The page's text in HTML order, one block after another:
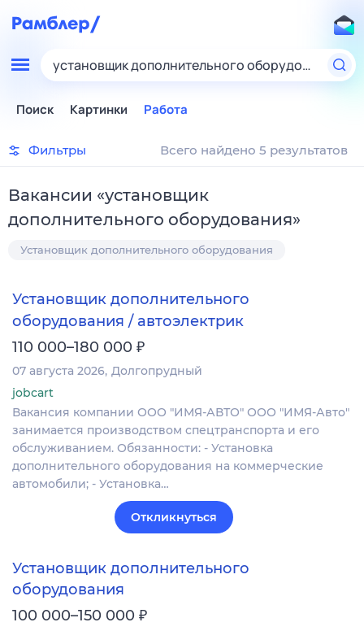
установщик дополнительного оборудования
Поиск Картинки Работа
Фильтры Всего найдено 5 результатов
Вакансии «установщик
дополнительного оборудования»
Установщик дополнительного оборудования
Установщик дополнительного
оборудования / автоэлектрик
110 000–180 000 ₽
07 августа 2026 Долгопрудный
jobcart
Вакансия компании ООО "ИМЯ-АВТО" ООО "ИМЯ-Авто"
занимается производством спецтранспорта и его
обслуживанием. Обязанности: - Установка
дополнительного оборудования на коммерческие
автомобили; - Установка…
Откликнуться
Установщик дополнительного
оборудования
100 000–150 000 ₽